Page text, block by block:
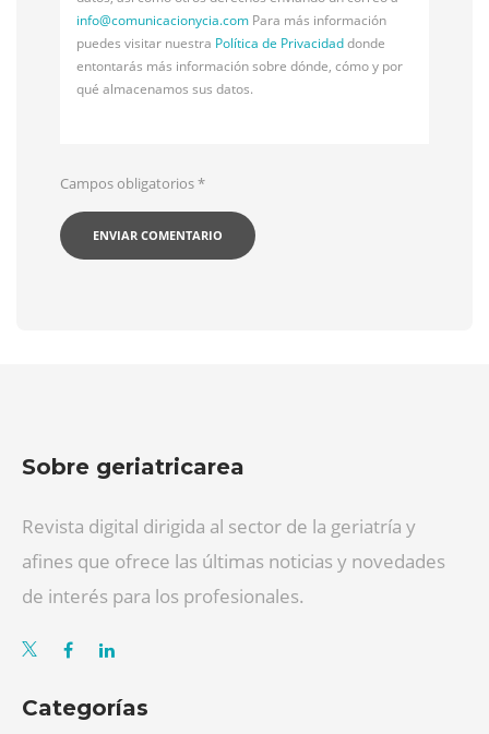
info@comunicacionycia.com Para más información
puedes visitar nuestra Política de Privacidaddonde
entontarás más información sobre dónde, cómo y por
qué almacenamos sus datos.
Campos obligatorios*
Sobre geriatricarea
Revista digital dirigida al sector de la geriatría y
afines que ofrece las últimas noticias y novedades
de interés para los profesionales.
Categorías